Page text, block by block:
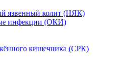
язвенный колит (НЯК)
инфекции (ОКИ)
кишечника (СРК)